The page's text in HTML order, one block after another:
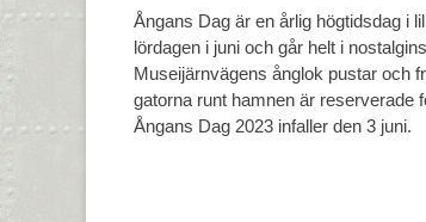
Ångans Dag är en årlig högtidsdag i
lördagen i juni och går helt i
Museijärnvägens ånglok pustar och
gatorna runt hamnen är reserverade
Ångans Dag 2023 infaller den 3 juni.